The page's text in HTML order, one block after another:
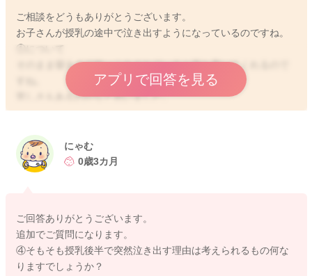
ご相談をどうもありがとうございます。
お子さんが授乳の途中で泣き出すようになっているのですね。
そのまま寝るまで抱っこをされていると落ち着いてくれるので
苦しさもあるのかなと思いました。
お腹にガスやウンチが溜まっていることもないでしょうか？
をされるようになり、一回の飲める量が変わってくることもあ
ります。
す。
ゲップも思うように出せていないこともありましたら、より空
気が溜まっていることもあるかもしれません。
アプリで回答を見る
にゃむ
0歳3カ月
ご回答ありがとうございます。
追加でご質問になります。
④そもそも授乳後半で突然泣き出す理由は考えられるもの何な
りますでしょうか？